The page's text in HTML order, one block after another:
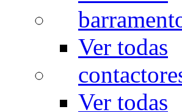
Ver todas
Ver todas